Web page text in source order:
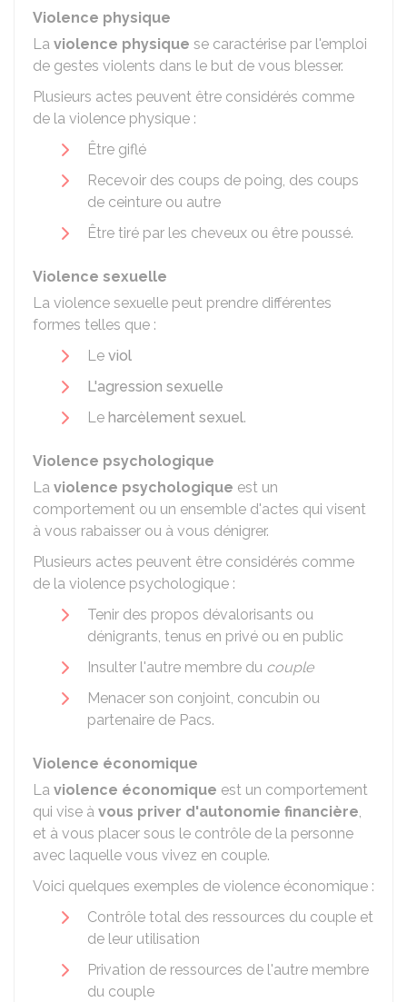
Violence physique
La violence physique se caractérise par l'emploi
de gestes violents dans le but de vous blesser.
Plusieurs actes peuvent être considérés comme
de la violence physique :
Être giflé
Recevoir des coups de poing, des coups
de ceinture ou autre
Être tiré par les cheveux ou être poussé.
Violence sexuelle
La violence sexuelle peut prendre différentes
formes telles que :
Le viol
L'agression sexuelle
Le harcèlement sexuel.
Violence psychologique
La violence psychologique est un
comportement ou un ensemble d'actes qui visent
à vous rabaisser ou à vous dénigrer.
Plusieurs actes peuvent être considérés comme
de la violence psychologique :
Tenir des propos dévalorisants ou
dénigrants, tenus en privé ou en public
Insulter l'autre membre du couple
Menacer son conjoint, concubin ou
partenaire de Pacs.
Violence économique
La violence économique est un comportement
qui vise à vous priver d'autonomie financière,
et à vous placer sous le contrôle de la personne
avec laquelle vous vivez en couple.
Voici quelques exemples de violence économique :
Contrôle total des ressources du couple et
de leur utilisation
Privation de ressources de l'autre membre
du couple